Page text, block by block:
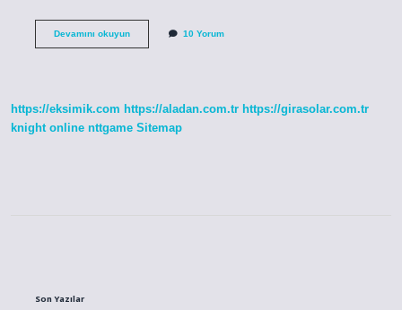
Devamını okuyun36
Mi
10 Yorum
https://eksimik.com https://aladan.com.tr https://girasolar.com.tr
knight online nttgame Sitemap
Son Yazılar